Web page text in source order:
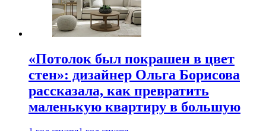
«Потолок был покрашен в цвет
стен»: дизайнер Ольга Борисова
рассказала, как превратить
маленькую квартиру в большую